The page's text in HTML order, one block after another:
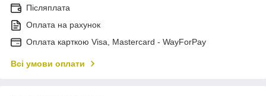
Післяплата
Оплата на рахунок
Оплата карткою Visa, Mastercard - WayForPay
Всі умови оплати